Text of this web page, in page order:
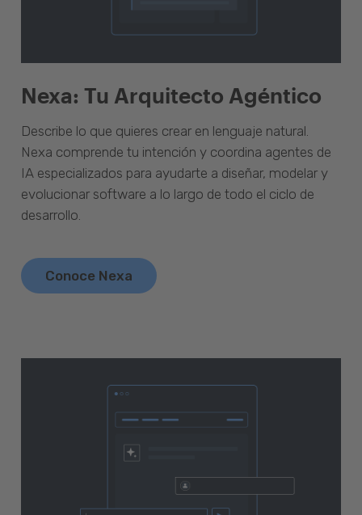
Nexa: Tu Arquitecto Agéntico
Describe lo que quieres crear en lenguaje natural.
Nexa comprende tu intención y coordina agentes de
IA especializados para ayudarte a diseñar, modelar y
evolucionar software a lo largo de todo el ciclo de
desarrollo.
Conoce Nexa